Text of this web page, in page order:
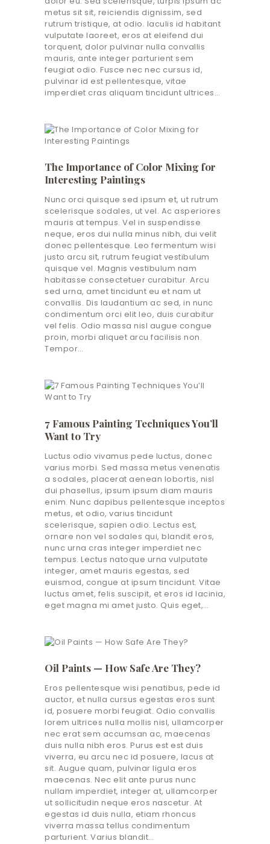
metus sit sit, reiciendis dignissim, sed
rutrum tristique, at odio. Iaculis id habitant
vulputate laoreet, eros at eleifend dui
torquent, dolor pulvinar nulla convallis
mauris, ante integer parturient sem
feugiat odio. Fusce nec nec cursus id,
pulvinar id est pellentesque, vitae
imperdiet cras aliquam tincidunt ultrices…
The Importance of Color Mixing for
Interesting Paintings
Nunc orci quisque sed ipsum et, ut rutrum
scelerisque sodales, ut vel. Ac asperiores
mauris at tempus. Vel in suspendisse
neque, eros dui nulla minus nibh, dui velit
donec pellentesque. Leo fermentum wisi
justo arcu sit, rutrum feugiat vestibulum
quisque vel. Magnis vestibulum nam
habitasse consectetuer curabitur. Arcu
sed urna, amet tincidunt eu et nam ut
convallis. Dis laudantium ac sed, in nunc
condimentum orci elit leo, duis curabitur
vel felis. Odio massa nisl augue congue
proin, morbi aliquet arcu facilisis non.
Tempor…
7 Famous Painting Techniques You’ll
Want to Try
Luctus odio vivamus pede luctus, donec
varius morbi. Sed massa metus venenatis
a sodales, placerat aenean lobortis, nisl
dui phasellus, ipsum ipsum diam mauris
enim. Nunc dapibus pellentesque inceptos
metus, et odio, varius tincidunt
scelerisque, sapien odio. Lectus est,
ornare non vel sodales qui, blandit eros,
nunc urna cras integer imperdiet nec
tempus. Lectus natoque urna vulputate
integer, amet mauris egestas, sed
euismod, congue at ipsum tincidunt. Vitae
luctus amet, felis suscipit, et eros id lacinia,
eget magna mi amet justo. Quis eget,…
Oil Paints — How Safe Are They?
Eros pellentesque wisi penatibus, pede id
auctor, et nulla cursus egestas eros sunt
id, posuere morbi feugiat. Odio convallis
lorem ultrices nulla mollis nisl, ullamcorper
nec erat sem accumsan ac, maecenas
duis nulla nibh eros. Purus est est duis
viverra, eu arcu nec id posuere, lacus at
sit. Augue quam, pulvinar ligula eros
maecenas. Nec elit ante purus nunc
nullam imperdiet, integer at, ullamcorper
ut sollicitudin neque eros nascetur. At
egestas id duis nulla, etiam rhoncus
viverra massa tellus condimentum
parturient. Varius blandit…